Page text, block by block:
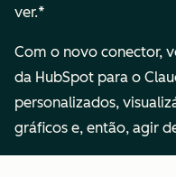
ver.*
Com o novo conector,
da HubSpot para o
personalizados,
gráficos e, então, agir